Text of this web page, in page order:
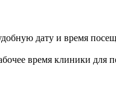
дату и время
время клиники для